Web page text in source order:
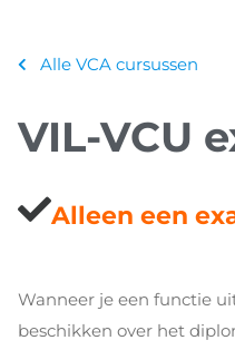
Alle VCA cursussen
VIL-VCU
Alleen een
Wanneer je een functie
beschikken over het